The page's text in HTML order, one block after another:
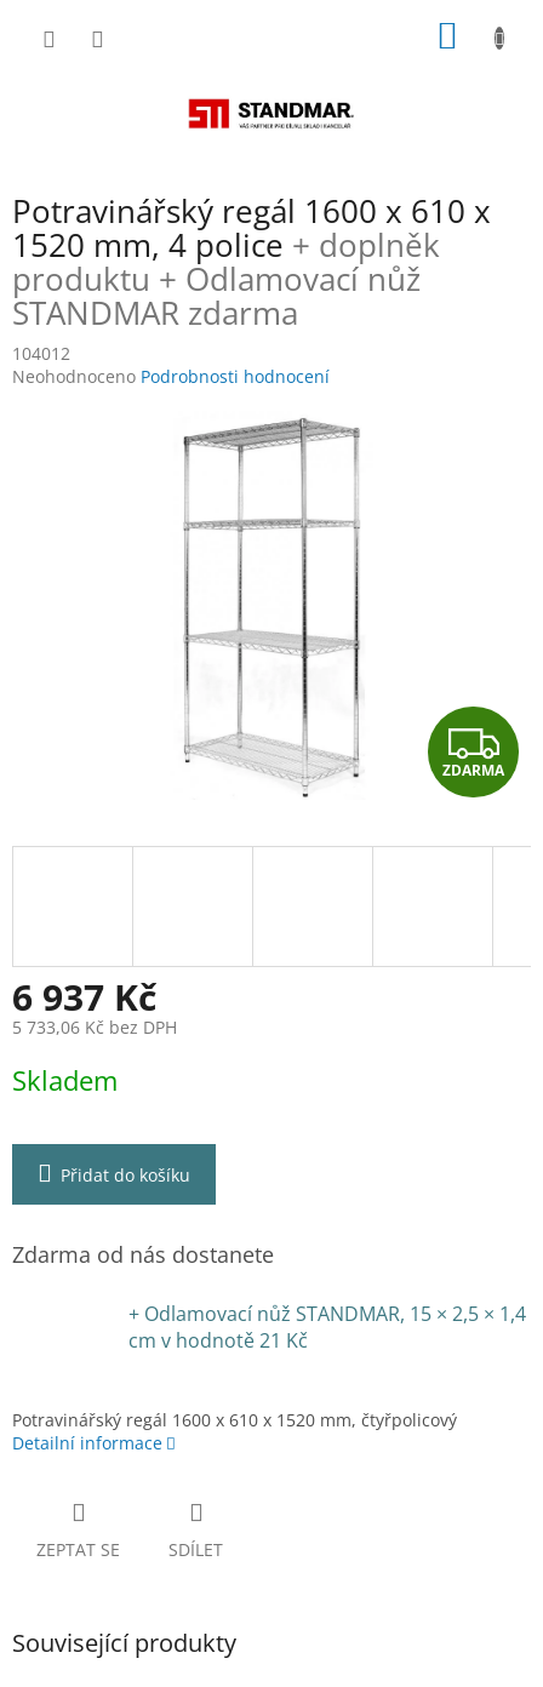
Potravinářský regál 1600 x 610 x
1520 mm, 4 police + doplněk
produktu + Odlamovací nůž
STANDMAR zdarma
104012
Průměrné
Neohodnoceno Podrobnosti hodnocení
Z
D
A
ZDARMA
6 937 Kč
5 733,06 Kč bez DPH
cena:
Skladem
Přidat do košíku
Zdarma od nás dostanete
+ Odlamovací nůž STANDMAR, 15 × 2,5 × 1,4
cm v hodnotě 21 Kč
Potravinářský regál 1600 x 610 x 1520 mm, čtyřpolicový
Detailní informace
ZEPTAT SE SDÍLET
Související produkty